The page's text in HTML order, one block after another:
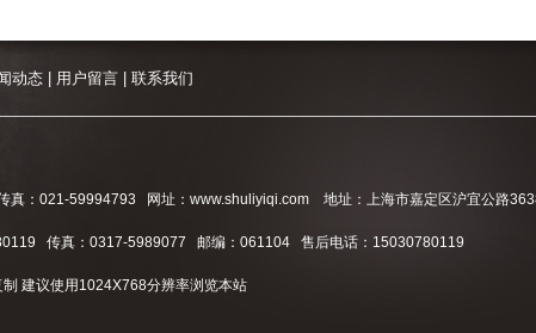
动态| 用户留言| 联系我们
：021-59994793 网址：www.shuliyiqi.com 地址：上海市嘉定区沪宜公路
传真：0317-5989077 邮编：061104 售后电话：15030780119
建议使用1024X768分辨率浏览本站